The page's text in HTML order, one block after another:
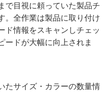
で目視に頼っていた製品チ
。全作業は製品に取り付け
ド情報をスキャンしチェッ
ードが大幅に向上されま
たサイズ・カラーの数量情